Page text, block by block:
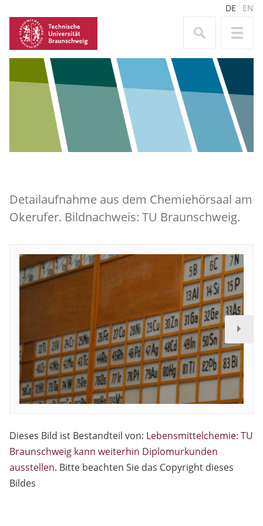
DE EN
Detailaufnahme aus dem Chemiehörsaal am
Okerufer. Bildnachweis: TU Braunschweig.
Dieses Bild ist Bestandteil von: Lebensmittelchemie: TU
Braunschweig kann weiterhin Diplomurkunden
ausstellen. Bitte beachten Sie das Copyright dieses
Bildes